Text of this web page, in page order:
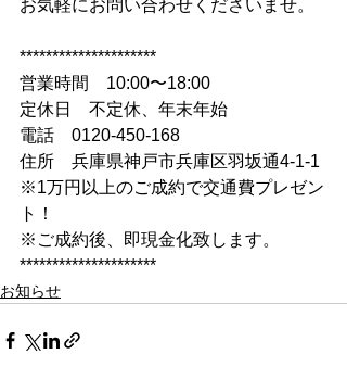
お気軽にお問い合わせくださいませ。
*********************
営業時間　10:00〜18:00
定休日　不定休、年末年始
電話　0120-450-168
住所　兵庫県神戸市兵庫区羽坂通4-1-1
※1万円以上のご成約で交通費プレゼン
ト！
※ご成約後、即現金化致します。
*********************
お知らせ